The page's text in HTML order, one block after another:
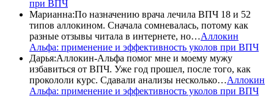
при ВПЧ
Марианна:По назначению врача лечила ВПЧ 18 и 52
типов аллокином. Сначала сомневалась, потому как
разные отзывы читала в интернете, но…Аллокин
Альфа: применение и эффективность уколов при ВПЧ
Дарья:Аллокин-Альфа помог мне и моему мужу
избавиться от ВПЧ. Уже год прошел, после того, как
прокололи курс. Сдавали анализы несколько…Аллокин
Альфа: применение и эффективность уколов при ВПЧ